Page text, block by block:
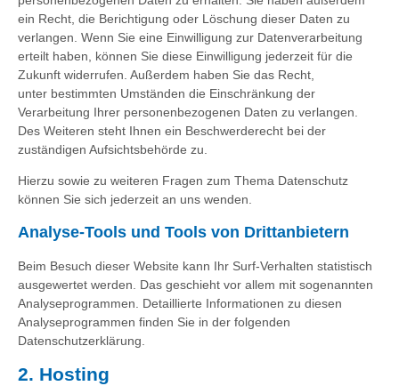
ein Recht, die Berichtigung oder Löschung dieser Daten zu
verlangen. Wenn Sie eine Einwilligung zur Datenverarbeitung
erteilt haben, können Sie diese Einwilligung jederzeit für die
Zukunft widerrufen. Außerdem haben Sie das Recht,
unter bestimmten Umständen die Einschränkung der
Verarbeitung Ihrer personenbezogenen Daten zu verlangen.
Des Weiteren steht Ihnen ein Beschwerderecht bei der
zuständigen Aufsichtsbehörde zu.
Hierzu sowie zu weiteren Fragen zum Thema Datenschutz
können Sie sich jederzeit an uns wenden.
Analyse-Tools und Tools von Dritt­anbietern
Beim Besuch dieser Website kann Ihr Surf-Verhalten statistisch
ausgewertet werden. Das geschieht vor allem mit sogenannten
Analyseprogrammen. Detaillierte Informationen zu diesen
Analyseprogrammen finden Sie in der folgenden
Datenschutzerklärung.
2. Hosting